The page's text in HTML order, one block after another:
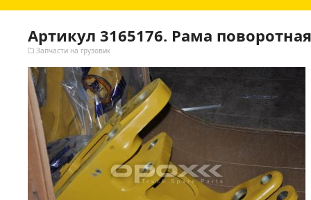
Артикул 3165176. Рама
Запчасти на грузовик